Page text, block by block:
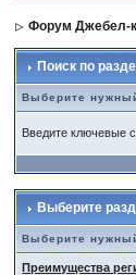
Форум Джебел-
Поиск по
Выберите
Введите ключевые
Выберите
Выберите
Преимущества